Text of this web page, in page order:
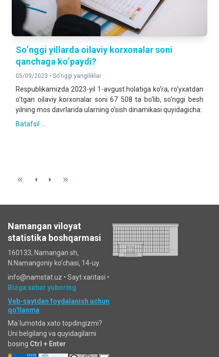
So‘nggi yillarda oilaviy korxonalar soni
qanchaga ko‘paydi?
05/09/2023 • So'nggi yangiliklar
Respublikamizda 2023-yil 1-avgust holatiga ko‘ra, ro‘yxatdan
o‘tgan oilaviy korxonalar soni 67 508 ta bo‘lib, so‘nggi besh
yilning mos davrlarida ularning o‘sish dinamikasi quyidagicha:
Batafsil ...
Namangan viloyat
statistika boshqarmasi
160133, Namangan sh,
N.Namangoniy ko'chasi, 14-uy.
info@namstat.uz • Sayt xaritasi •
Bizga xabar yuboring
Veb-saytdan foydalanish uchun
qo'llanma
Ma`lumotda xato topdingizmi?
Uni belgilang va quyidagilarni
bosing Ctrl + Enter